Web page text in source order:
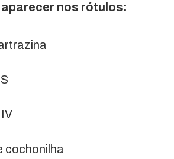
aparecer nos rótulos:
cochonilha